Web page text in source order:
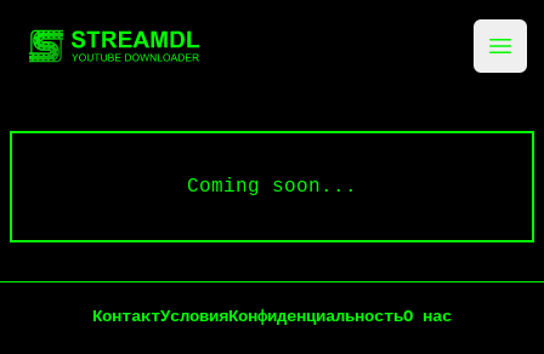
streamdl.net
Coming soon...
КонтактУсловияКонфиденциальностьО нас